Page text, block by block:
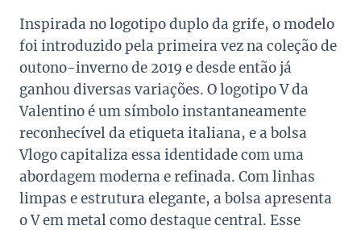
Inspirada no logotipo duplo da grife, o modelo
foi introduzido pela primeira vez na coleção de
outono-inverno de 2019 e desde então já
ganhou diversas variações. O logotipo V da
Valentino é um símbolo instantaneamente
reconhecível da etiqueta italiana, e a bolsa
Vlogo capitaliza essa identidade com uma
abordagem moderna e refinada. Com linhas
limpas e estrutura elegante, a bolsa apresenta
o V em metal como destaque central. Esse